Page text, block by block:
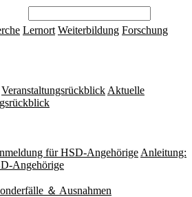
Lernort Weiterbildung Forschung
Veranstaltungsrückblick Aktuelle
für HSD-Angehörige Anleitung:
Angehörige
＆ Ausnahmen